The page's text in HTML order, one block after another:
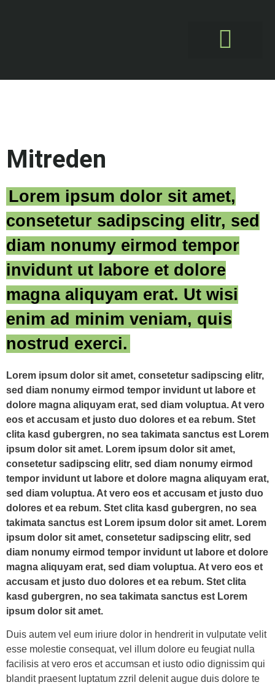
Mitreden
Lorem ipsum dolor sit amet,
consetetur sadipscing elitr, sed
diam nonumy eirmod tempor
invidunt ut labore et dolore
magna aliquyam erat. Ut wisi
enim ad minim veniam, quis
nostrud exerci.
Lorem ipsum dolor sit amet, consetetur sadipscing elitr,
sed diam nonumy eirmod tempor invidunt ut labore et
dolore magna aliquyam erat, sed diam voluptua. At vero
eos et accusam et justo duo dolores et ea rebum. Stet
clita kasd gubergren, no sea takimata sanctus est Lorem
ipsum dolor sit amet. Lorem ipsum dolor sit amet,
consetetur sadipscing elitr, sed diam nonumy eirmod
tempor invidunt ut labore et dolore magna aliquyam erat,
sed diam voluptua. At vero eos et accusam et justo duo
dolores et ea rebum. Stet clita kasd gubergren, no sea
takimata sanctus est Lorem ipsum dolor sit amet. Lorem
ipsum dolor sit amet, consetetur sadipscing elitr, sed
diam nonumy eirmod tempor invidunt ut labore et dolore
magna aliquyam erat, sed diam voluptua. At vero eos et
accusam et justo duo dolores et ea rebum. Stet clita
kasd gubergren, no sea takimata sanctus est Lorem
ipsum dolor sit amet.
Duis autem vel eum iriure dolor in hendrerit in vulputate velit
esse molestie consequat, vel illum dolore eu feugiat nulla
facilisis at vero eros et accumsan et iusto odio dignissim qui
blandit praesent luptatum zzril delenit augue duis dolore te